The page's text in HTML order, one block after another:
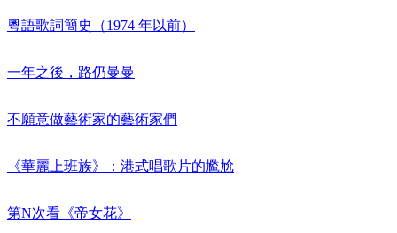
粵語歌詞簡史（1974 年以前）
一年之後，路仍曼曼
不願意做藝術家的藝術家們
《華麗上班族》：港式唱歌片的尷尬
第N次看《帝女花》